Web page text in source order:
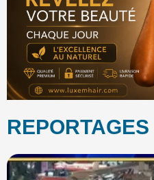
REPORTAGES